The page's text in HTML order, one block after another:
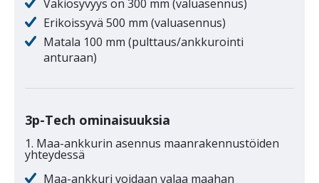
Vakiosyvyys on 300 mm (valuasennus)
Erikoissyvä 500 mm (valuasennus)
Matala 100 mm (pulttaus/ankkurointi
anturaan)
3p-Tech ominaisuuksia
1. Maa-ankkurin asennus maanrakennustöiden
yhteydessä
Maa-ankkuri voidaan valaa maahan